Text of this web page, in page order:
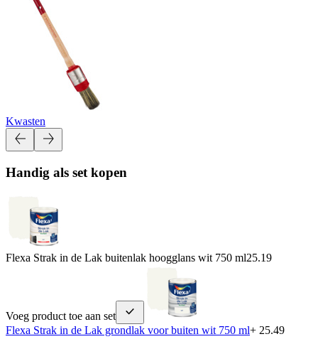
Kwasten
Handig als set kopen
Flexa Strak in de Lak buitenlak hoogglans wit 750 ml25.19
Voeg product toe aan set
Flexa Strak in de Lak grondlak voor buiten wit 750 ml+ 25.49